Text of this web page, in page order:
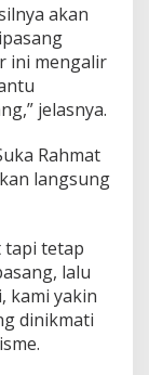
akan
ini mengalir
jelasnya.
Rahmat
langsung
tapi tetap
lalu
kami yakin
dinikmati